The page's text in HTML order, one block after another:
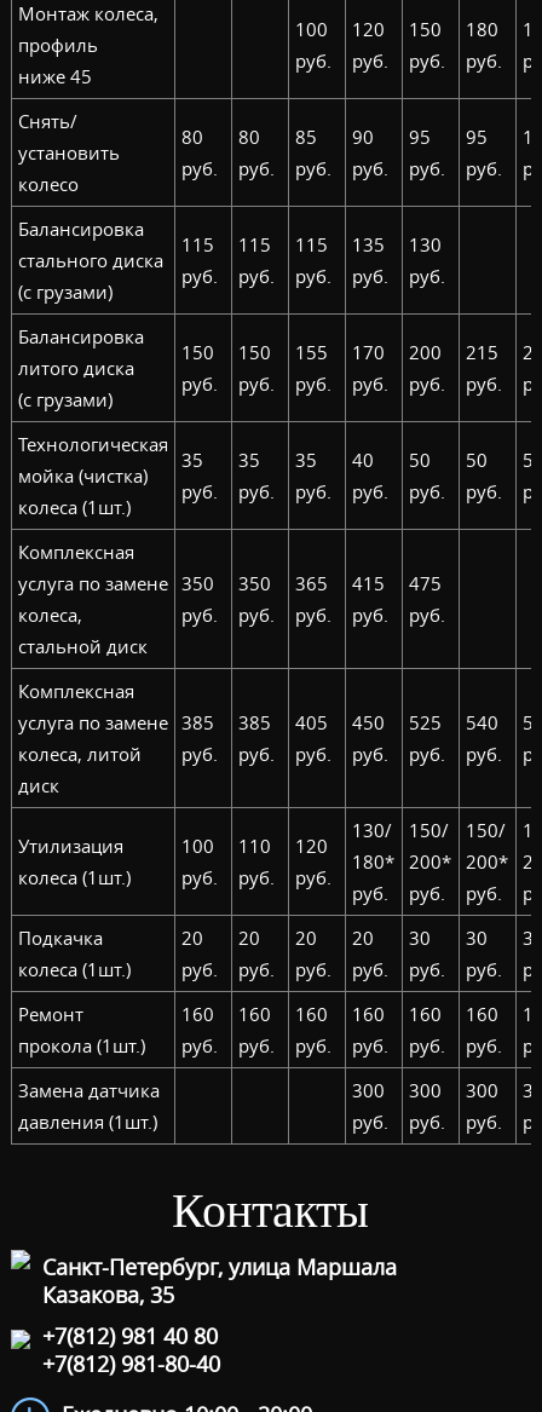
Монтаж колеса,
профиль
ниже 45
100
руб.
120
руб.
150
руб.
180
руб.
Снять/
установить
колесо
80
руб.
80
руб.
85
руб.
90
руб.
95
руб.
95
руб.
Балансировка
стального диска
(с грузами)
115
руб.
115
руб.
115
руб.
135
руб.
130
руб.
Балансировка
литого диска
(с грузами)
150
руб.
150
руб.
155
руб.
170
руб.
200
руб.
215
руб.
Технологическая
мойка (чистка)
колеса (1шт.)
35
руб.
35
руб.
35
руб.
40
руб.
50
руб.
50
руб.
Комплексная
услуга по замене
колеса,
стальной диск
350
руб.
350
руб.
365
руб.
415
руб.
475
руб.
Комплексная
услуга по замене
колеса, литой
диск
385
руб.
385
руб.
405
руб.
450
руб.
525
руб.
540
руб.
Утилизация
колеса (1шт.)
100
руб.
110
руб.
120
руб.
130/
180*
руб.
150/
200*
руб.
150/
200*
руб.
Подкачка
колеса (1шт.)
20
руб.
20
руб.
20
руб.
20
руб.
30
руб.
30
руб.
Ремонт
прокола (1шт.)
160
руб.
160
руб.
160
руб.
160
руб.
160
руб.
160
руб.
Замена датчика
давления (1шт.)
300
руб.
300
руб.
300
руб.
Контакты
Санкт-Петербург, улица Маршала
Казакова, 35
+7(812) 981 40 80
+7(812) 981-80-40